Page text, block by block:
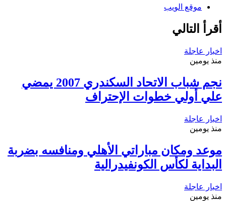
موقع الويب
أقرأ التالي
اخبار عاجلة
منذ يومين
نجم شباب الاتحاد السكندري 2007 يمضي
علي أولي خطوات الإحتراف
اخبار عاجلة
منذ يومين
موعد ومكان مباراتي الأهلي ومنافسه بضربة
البداية لكأس الكونفيدرالية
اخبار عاجلة
منذ يومين